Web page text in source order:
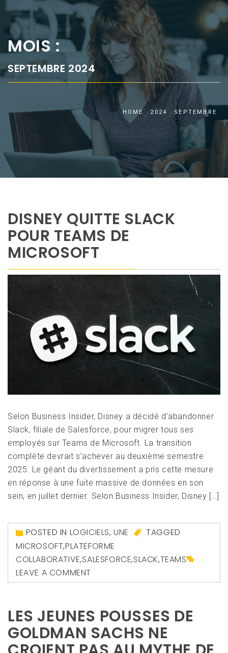
MOIS :
SEPTEMBRE 2024
HOME 2024 SEPTEMBRE
DISNEY QUITTE SLACK
POUR TEAMS DE
MICROSOFT
Selon Business Insider, Disney a décidé d’abandonner
Slack, filiale de Salesforce, pour migrer tous ses
employés sur Teams de Microsoft. La transition
complète devrait s’achever au deuxième semestre
2025. Le géant du divertissement a pris cette mesure
en réponse à une fuite massive de données en son
sein, en juillet dernier. Selon Business Insider, Disney […]
POSTED IN LOGICIELS,UNE
TAGGED
MICROSOFT,PLATEFORME
COLLABORATIVE,SALESFORCE,SLACK,TEAMS
LEAVE A COMMENT
LES JEUNES POUSSES DE
GOLDMAN SACHS NE